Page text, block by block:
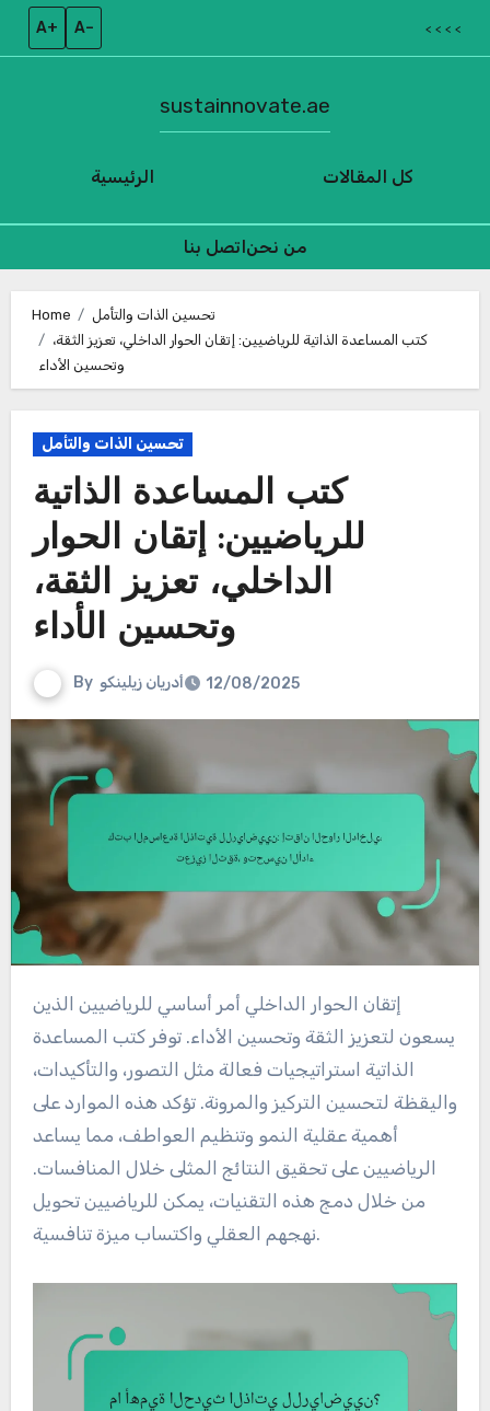
A+ A– < < < <
الرئيسية
sustainnovate.ae
كل المقالات
اتصل بنامن نحن
content
Home
تحسين الذات والتأمل
كتب المساعدة الذاتية للرياضيين: إتقان الحوار الداخلي، تعزيز الثقة،
وتحسين الأداء
تحسين الذات والتأمل
كتب المساعدة الذاتية
للرياضيين: إتقان الحوار
الداخلي، تعزيز الثقة،
وتحسين الأداء
By أدريان زيلينكو 12/08/2025
إتقان الحوار الداخلي أمر أساسي للرياضيين الذين
يسعون لتعزيز الثقة وتحسين الأداء. توفر كتب المساعدة
الذاتية استراتيجيات فعالة مثل التصور، والتأكيدات،
واليقظة لتحسين التركيز والمرونة. تؤكد هذه الموارد على
أهمية عقلية النمو وتنظيم العواطف، مما يساعد
الرياضيين على تحقيق النتائج المثلى خلال المنافسات.
من خلال دمج هذه التقنيات، يمكن للرياضيين تحويل
نهجهم العقلي واكتساب ميزة تنافسية.